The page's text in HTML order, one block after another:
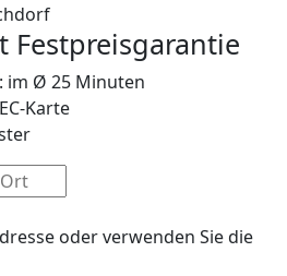
im Ø 25 Minuten
Karte
oder verwenden Sie die